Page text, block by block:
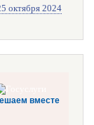
октября 2024
вместе